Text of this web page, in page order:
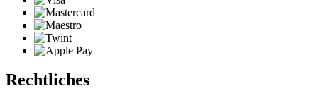
Rechtliches